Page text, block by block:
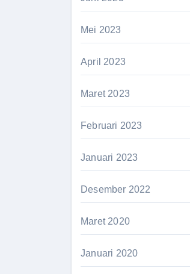
Mei 2023
April 2023
Maret 2023
Februari 2023
Januari 2023
Desember 2022
Maret 2020
Januari 2020